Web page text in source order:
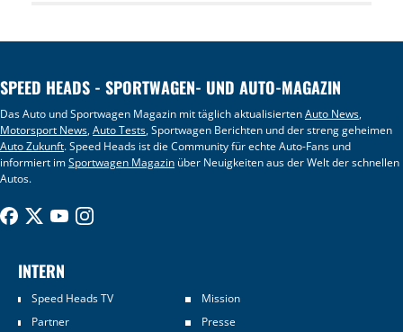
SPEED HEADS - SPORTWAGEN- UND AUTO-MAGAZIN
Das Auto und Sportwagen Magazin mit täglich aktualisiertenAuto News,
Motorsport News,Auto Tests, Sportwagen Berichten und der streng geheimen
Auto Zukunft. Speed Heads ist die Community für echte Auto-Fans und
informiert imSportwagen Magazin über Neuigkeiten aus der Welt der schnellen
Autos.
INTERN
Speed Heads TV
Mission
Partner
Presse